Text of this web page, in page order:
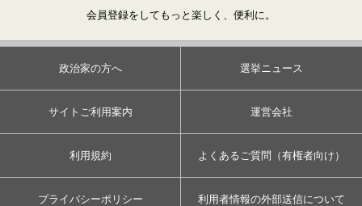
会員登録をしてもっと楽しく、便利に。
政治家の方へ 選挙ニュース
サイトご利用案内 運営会社
利用規約 よくあるご質問（有権者向け）
プライバシーポリシー 利用者情報の外部送信について